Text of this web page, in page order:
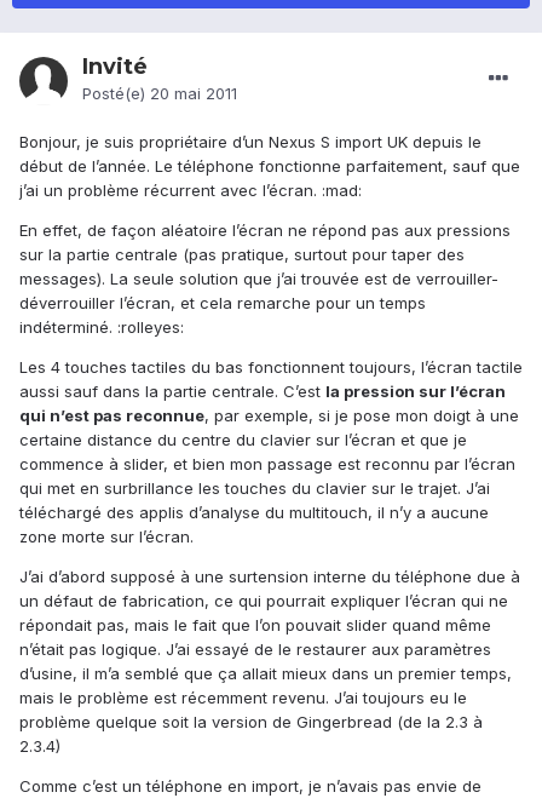
Invité
Posté(e) 20 mai 2011
Bonjour, je suis propriétaire d’un Nexus S import UK depuis le
début de l’année. Le téléphone fonctionne parfaitement, sauf que
j’ai un problème récurrent avec l’écran. :mad:
En effet, de façon aléatoire l’écran ne répond pas aux pressions
sur la partie centrale (pas pratique, surtout pour taper des
messages). La seule solution que j’ai trouvée est de verrouiller-
déverrouiller l’écran, et cela remarche pour un temps
indéterminé. :rolleyes:
Les 4 touches tactiles du bas fonctionnent toujours, l’écran tactile
aussi sauf dans la partie centrale. C’est la pression sur l’écran
qui n’est pas reconnue, par exemple, si je pose mon doigt à une
certaine distance du centre du clavier sur l’écran et que je
commence à slider, et bien mon passage est reconnu par l’écran
qui met en surbrillance les touches du clavier sur le trajet. J’ai
téléchargé des applis d’analyse du multitouch, il n’y a aucune
zone morte sur l’écran.
J’ai d’abord supposé à une surtension interne du téléphone due à
un défaut de fabrication, ce qui pourrait expliquer l’écran qui ne
répondait pas, mais le fait que l’on pouvait slider quand même
n’était pas logique. J’ai essayé de le restaurer aux paramètres
d’usine, il m’a semblé que ça allait mieux dans un premier temps,
mais le problème est récemment revenu. J’ai toujours eu le
problème quelque soit la version de Gingerbread (de la 2.3 à
2.3.4)
Comme c’est un téléphone en import, je n’avais pas envie de